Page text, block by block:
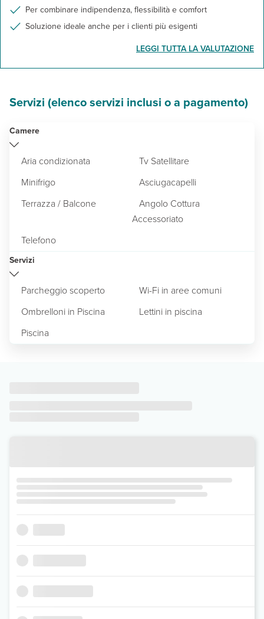
Per combinare indipendenza, flessibilità e comfort
Soluzione ideale anche per i clienti più esigenti
LEGGI TUTTA LA VALUTAZIONE
Servizi (elenco servizi inclusi o a pagamento)
Camere
Aria condizionata
Tv Satellitare
Minifrigo
Asciugacapelli
Terrazza / Balcone
Angolo Cottura
Accessoriato
Telefono
Servizi
Parcheggio scoperto
Wi-Fi in aree comuni
Ombrelloni in Piscina
Lettini in piscina
Piscina